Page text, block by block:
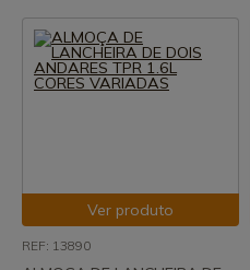
Ver produto
REF: 13890